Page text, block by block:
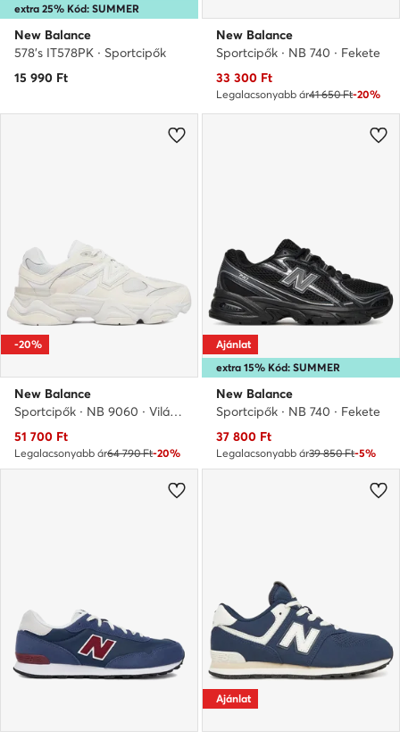
extra 25% Kód: SUMMER
New Balance
578's IT578PK · Sportcipők
15 990 Ft
New Balance
Sportcipők · NB 740 · Fekete
Aktuális ár
33 300 Ft
Legalacsonyabb ár41 650 Ft-20%
-20%
New Balance
Sportcipők · NB 9060 · Világos bézs
Aktuális ár
51 700 Ft
Legalacsonyabb ár64 790 Ft-20%
extra 15% Kód: SUMMER
Ajánlat
New Balance
Sportcipők · NB 740 · Fekete
Aktuális ár
37 800 Ft
Legalacsonyabb ár39 850 Ft-5%
Ajánlat